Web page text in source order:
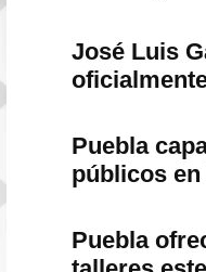
José Luis
Puebla
públicos
Puebla